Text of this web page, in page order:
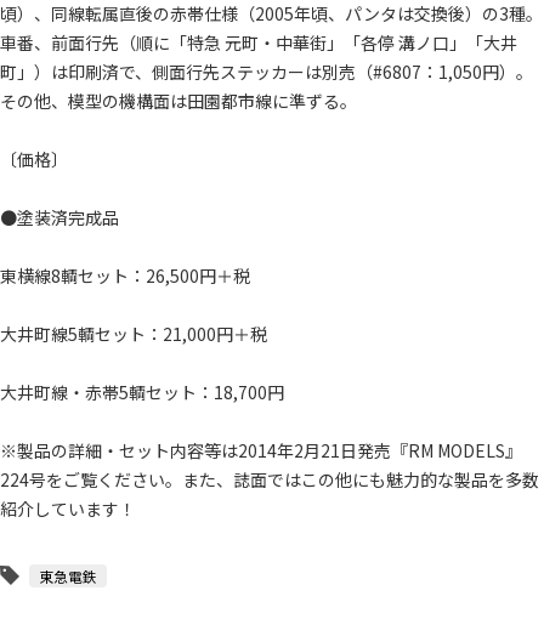
頃）、同線転属直後の赤帯仕様（2005年頃、パンタは交換後）の3種。
車番、前面行先（順に「特急 元町・中華街」「各停 溝ノ口」「大井
町」）は印刷済で、側面行先ステッカーは別売（#6807：1,050円）。
その他、模型の機構面は田園都市線に準ずる。
〔価格〕
●塗装済完成品
東横線8輌セット：26,500円＋税
大井町線5輌セット：21,000円＋税
大井町線・赤帯5輌セット：18,700円
※製品の詳細・セット内容等は2014年2月21日発売『RM MODELS』
224号をご覧ください。また、誌面ではこの他にも魅力的な製品を多数
紹介しています！
東急電鉄